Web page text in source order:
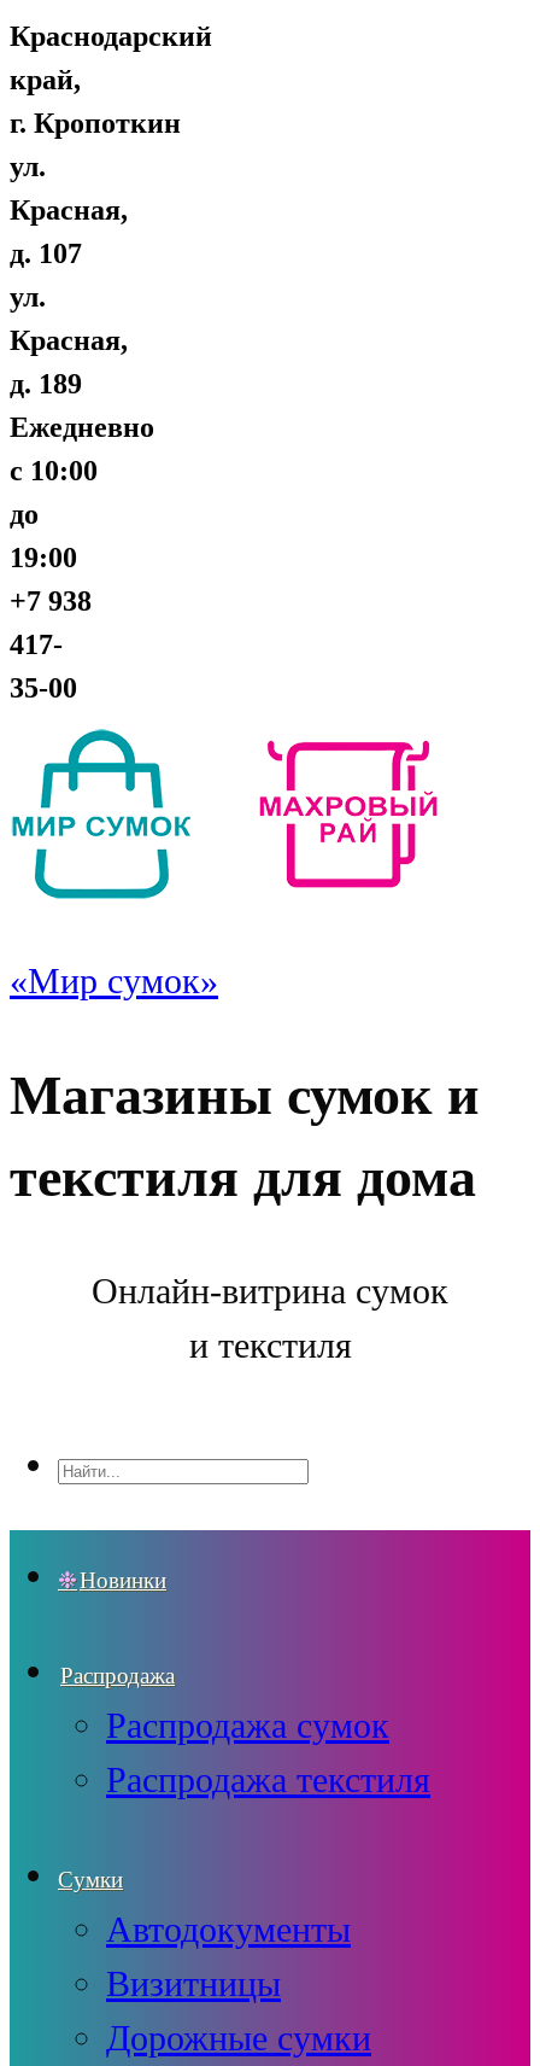
Краснодарский
край,
г. Кропоткин
ул.
Красная,
д. 107
ул.
Красная,
д. 189
Ежедневно
с 10:00
до
19:00
+7 938
417-
35-00
«Мир сумок»
Магазины сумок и
текстиля для дома
Онлайн-витрина сумок
и текстиля
Новинки
Распродажа
Распродажа сумок
Распродажа текстиля
Сумки
Автодокументы
Визитницы
Дорожные сумки